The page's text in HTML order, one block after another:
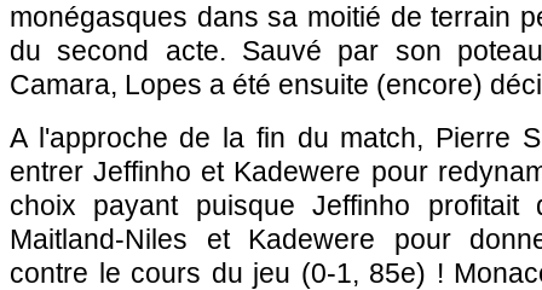
monégasques dans sa moitié de terrain
du second acte. Sauvé par son
Camara, Lopes a été ensuite (encore)
A l'approche de la fin du match, Pierre
entrer Jeffinho et Kadewere pour
choix payant puisque Jeffinho profitait
Maitland-Niles et Kadewere pour
contre le cours du jeu (0-1, 85e) !